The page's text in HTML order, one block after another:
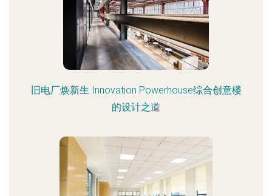
旧电厂焕新生 Innovation Powerhouse综合创意楼
的设计之道